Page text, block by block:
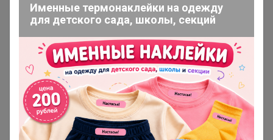
Чтобы ответить или задать вопрос
необходимо авторизоваться на сайте
Это займет меньше минуты
Именные термонаклейки на одежду
для детского сада, школы, секций